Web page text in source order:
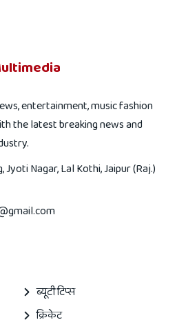
entertainment, music fashion
the latest breaking news and
Jyoti Nagar, Lal Kothi, Jaipur (Raj.)
ब्यूटी टिप्स
क्रिकेट